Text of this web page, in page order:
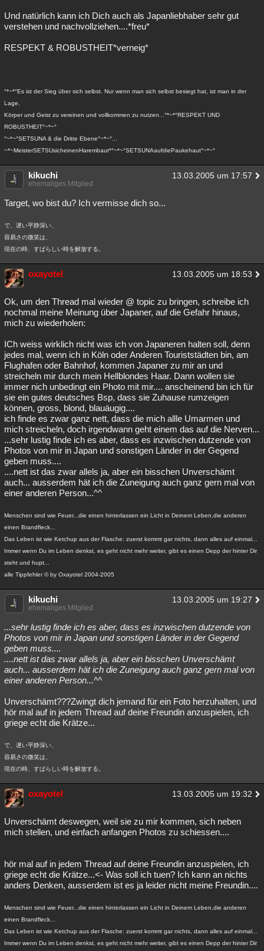
Und natürlich kann ich Dich auch als Japanliebhaber sehr gut
verstehen und nachvollziehen....*freu*
RESPEKT & ROBUSTHEIT*verneig*
°*~*°Es ist der Sieg über sich selbst. Nur wenn man sich selbst besiegt hat, ist man in der
Lage,
Körper und Geist zu vereinen und vollkommen zu nutzen...°*~*°RESPEKT UND
ROBUSTHEIT°~*~°
°~*~°SETSUNA & die Dritte Ebene°~*~°...
~*~MeisterSETSUsicheinenHarembaut*°~*~°SETSUNAaufdiePaukehaut°~*~°
kikuchi 13.03.2005 um 17:57
ehemaliges Mitglied
Target, wo bist du? Ich vermisse dich so...
で、遅い平静深い、
容易さの微笑は、
現在の時、すばらしい時を解放する。
oxayotel 13.03.2005 um 18:53
Ok, um den Thread mal wieder @ topic zu bringen, schreibe ich
nochmal meine Meinung über Japaner, auf die Gefahr hinaus,
mich zu wiederholen:
ICh weiss wirklich nicht was ich von Japaneren halten soll, denn
jedes mal, wenn ich in Köln oder Anderen Touriststädten bin, am
Flughafen oder Bahnhof, kommen Japaner zu mir an und
streicheln mir durch mein Hellblondes Haar. Dann wollen sie
immer nich unbedingt ein Photo mit mir.... anscheinend bin ich für
sie ein gutes deutsches Bsp, dass sie Zuhause rumzeigen
können, gross, blond, blauäugig....
ich finde es zwar ganz nett, dass die mich allle Umarmen und
mich streicheln, doch irgendwann geht einem das auf die Nerven...
...sehr lustig finde ich es aber, dass es inzwischen dutzende von
Photos von mir in Japan und sonstigen Länder in der Gegend
geben muss....
....nett ist das zwar allels ja, aber ein bisschen Unverschämt
auch... ausserdem hät ich die Zuneigung auch ganz gern mal von
einer anderen Person...^^
Menschen sind wie Feuer...die einen hinterlassen ein Licht in Deinem Leben,die anderen
einen Brandfleck...
Das Leben ist wie Ketchup aus der Flasche: zuerst kommt gar nichts, dann alles auf einmal...
Immer wenn Du im Leben denkst, es geht nicht mehr weiter, gibt es einen Depp der hinter Dir
steht und hupt...
alle Tippfehler © by Oxayotel 2004-2005
kikuchi 13.03.2005 um 19:27
ehemaliges Mitglied
...sehr lustig finde ich es aber, dass es inzwischen dutzende von
Photos von mir in Japan und sonstigen Länder in der Gegend
geben muss....
....nett ist das zwar allels ja, aber ein bisschen Unverschämt
auch... ausserdem hät ich die Zuneigung auch ganz gern mal von
einer anderen Person...^^
Unverschämt???Zwingt dich jemand für ein Foto herzuhalten, und
hör mal auf in jedem Thread auf deine Freundin anzuspielen, ich
griege echt die Krätze...
で、遅い平静深い、
容易さの微笑は、
現在の時、すばらしい時を解放する。
oxayotel 13.03.2005 um 19:32
Unverschämt deswegen, weil sie zu mir kommen, sich neben
mich stellen, und einfach anfangen Photos zu schiessen....
hör mal auf in jedem Thread auf deine Freundin anzuspielen, ich
griege echt die Krätze...<- Was soll ich tuen? Ich kann an nichts
anders Denken, ausserdem ist es ja leider nicht meine Freundin....
Menschen sind wie Feuer...die einen hinterlassen ein Licht in Deinem Leben,die anderen
einen Brandfleck...
Das Leben ist wie Ketchup aus der Flasche: zuerst kommt gar nichts, dann alles auf einmal...
Immer wenn Du im Leben denkst, es geht nicht mehr weiter, gibt es einen Depp der hinter Dir